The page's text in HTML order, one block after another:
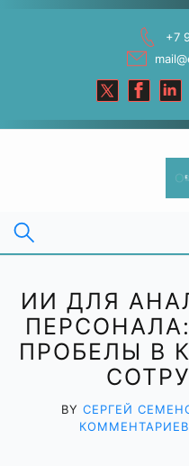
+7
ИИ ДЛЯ
ПРОБЕЛЫ В
BY СЕРГЕЙ